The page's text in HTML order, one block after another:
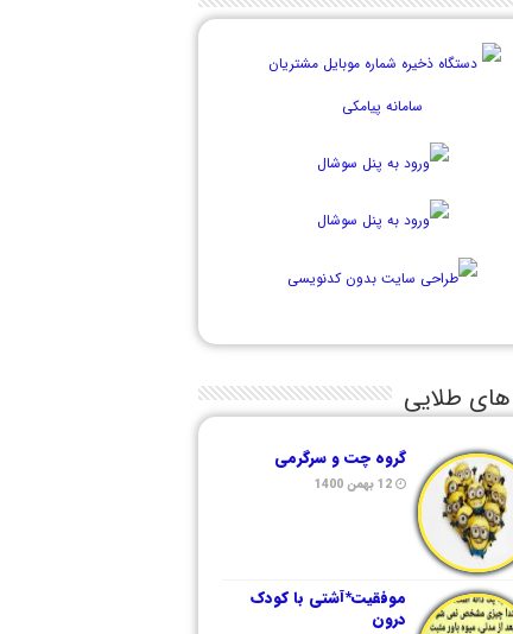
های طلایی
گروه چت و سرگرمی
12 بهمن 1400
موفقیت*آشتی با کودک
درون